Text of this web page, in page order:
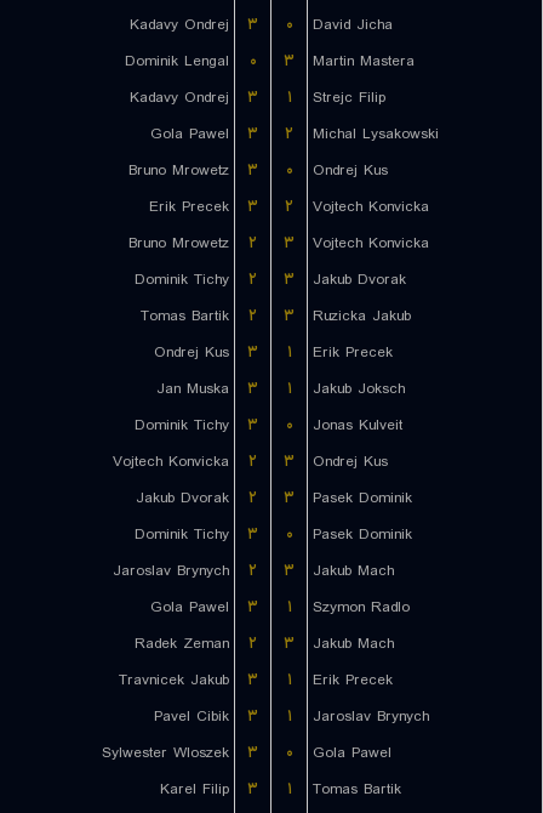
Kadavy Ondrej
۳ ۰
David Jicha
Dominik Lengal
۰ ۳
Martin Mastera
Kadavy Ondrej
۳ ۱
Strejc Filip
Gola Pawel
۳ ۲
Michal Lysakowski
Bruno Mrowetz
۳ ۰
Ondrej Kus
Erik Precek
۳ ۲
Vojtech Konvicka
Bruno Mrowetz
۲ ۳
Vojtech Konvicka
Dominik Tichy
۲ ۳
Jakub Dvorak
Tomas Bartik
۲ ۳
Ruzicka Jakub
Ondrej Kus
۳ ۱
Erik Precek
Jan Muska
۳ ۱
Jakub Joksch
Dominik Tichy
۳ ۰
Jonas Kulveit
Vojtech Konvicka
۲ ۳
Ondrej Kus
Jakub Dvorak
۲ ۳
Pasek Dominik
Dominik Tichy
۳ ۰
Pasek Dominik
Jaroslav Brynych
۲ ۳
Jakub Mach
Gola Pawel
۳ ۱
Szymon Radlo
Radek Zeman
۲ ۳
Jakub Mach
Travnicek Jakub
۳ ۱
Erik Precek
Pavel Cibik
۳ ۱
Jaroslav Brynych
Sylwester Wloszek
۳ ۰
Gola Pawel
Karel Filip
۳ ۱
Tomas Bartik